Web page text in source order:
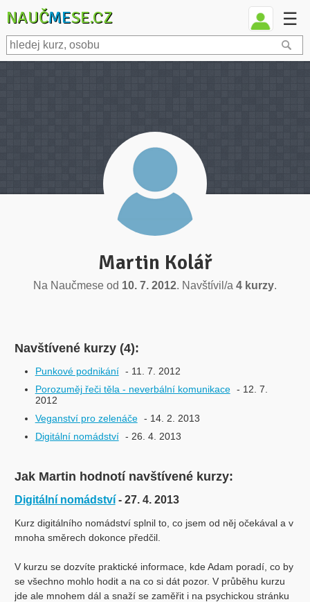
NAUČMESE.CZ ☰
Martin Kolář
Na Naučmese od 10. 7. 2012. Navštívil/a 4 kurzy.
Navštívené kurzy (4):
Punkové podnikání - 11. 7. 2012
Porozuměj řeči těla - neverbální komunikace - 12. 7.
2012
Veganství pro zelenáče - 14. 2. 2013
Digitální nomádství - 26. 4. 2013
Jak Martin hodnotí navštívené kurzy:
Digitální nomádství - 27. 4. 2013
Kurz digitálního nomádství splnil to, co jsem od něj očekával a v
mnoha směrech dokonce předčil.
V kurzu se dozvíte praktické informace, kde Adam poradí, co by
se všechno mohlo hodit a na co si dát pozor. V průběhu kurzu
jde ale mnohem dál a snaží se zaměřit i na psychickou stránku